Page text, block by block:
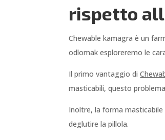
rispetto
Chewable kamagra è un
odlomak esploreremo le
Il primo vantaggio di
masticabili, questo
Inoltre, la forma masticabile
deglutire la pillola.